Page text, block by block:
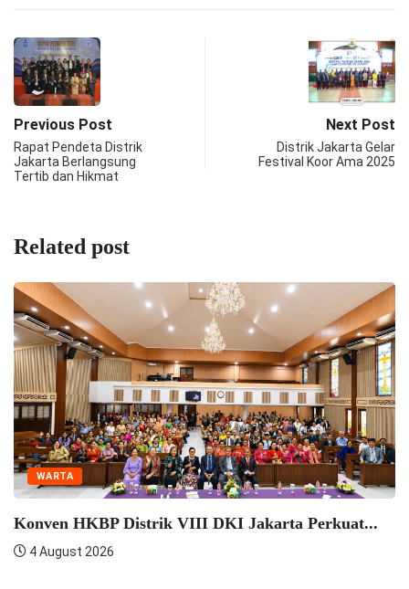
Previous Post
Rapat Pendeta Distrik
Jakarta Berlangsung
Tertib dan Hikmat
Next Post
Distrik Jakarta Gelar
Festival Koor Ama 2025
Related post
WARTA
Konven HKBP Distrik VIII DKI Jakarta Perkuat...
4 August 2026